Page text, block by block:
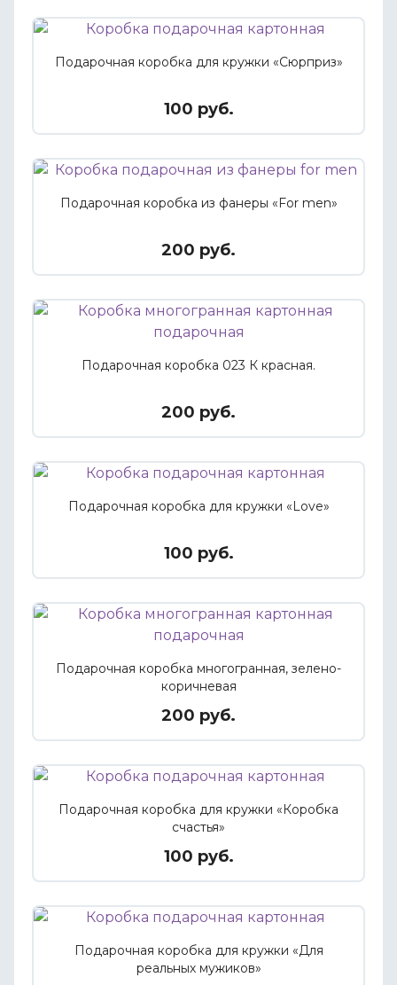
Подарочная коробка для кружки «Сюрприз»
100 руб.
Подарочная коробка из фанеры «For men»
200 руб.
Подарочная коробка 023 К красная.
200 руб.
Подарочная коробка для кружки «Love»
100 руб.
Подарочная коробка многогранная, зелено-
коричневая
200 руб.
Подарочная коробка для кружки «Коробка
счастья»
100 руб.
Подарочная коробка для кружки «Для
реальных мужиков»